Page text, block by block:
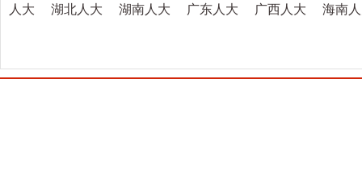
人大
湖北人大 湖南人大 广东人大 广西人大 海南